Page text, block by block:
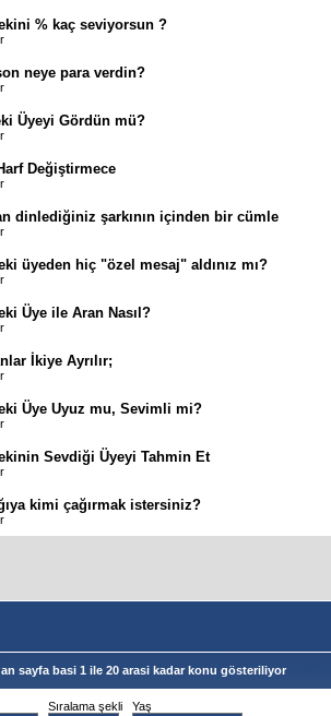
% kaç seviyorsun ?
neye para verdin?
Üyeyi Gördün mü?
Değiştirmece
dinlediğiniz şarkının içinden bir cümle
üyeden hiç "özel mesaj" aldınız mı?
Üye ile Aran Nasıl?
İkiye Ayrılır;
Üye Uyuz mu, Sevimli mi?
Sevdiği Üyeyi Tahmin Et
kimi çağırmak istersiniz?
sayfa basi 1 ile 20 arasi kadar konu gösteriliyor
Sıralama şekli Yaş